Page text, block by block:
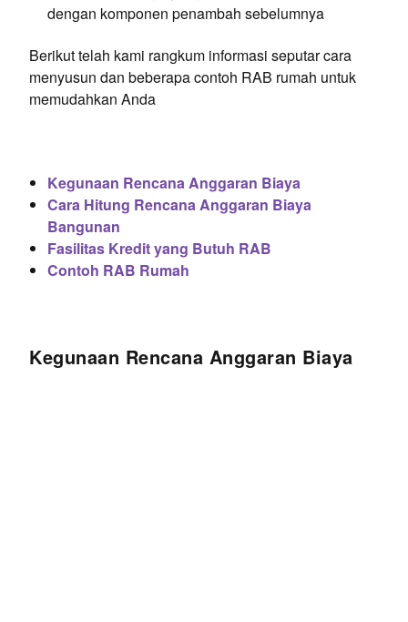
dengan komponen penambah sebelumnya
Berikut telah kami rangkum informasi seputar cara
menyusun dan beberapa contoh RAB rumah untuk
memudahkan Anda
Kegunaan Rencana Anggaran Biaya
Cara Hitung Rencana Anggaran Biaya
Bangunan
Fasilitas Kredit yang Butuh RAB
Contoh RAB Rumah
Kegunaan Rencana Anggaran Biaya